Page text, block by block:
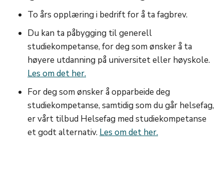
To års opplæring i bedrift for å ta fagbrev.
Du kan ta påbygging til generell
studiekompetanse, for deg som ønsker å ta
høyere utdanning på universitet eller høyskole.
Les om det her.
For deg som ønsker å opparbeide deg
studiekompetanse, samtidig som du går helsefag,
er vårt tilbud Helsefag med studiekompetanse
et godt alternativ. Les om det her.